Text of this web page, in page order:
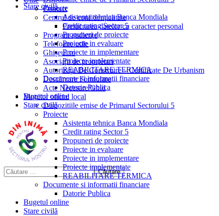
Stare civilă
Proiecte
Asistenta tehnica Banca Mondiala
Credit rating Sector 5
Propuneri de proiecte
Proiecte in evaluare
Proiecte in implementare
Proiecte implementate
REABILITARE TERMICA
Documente si informatii financiare
Datorie Publica
Bugetul online
Stare civilă
Contact
Centrul de confidențialitate
Prelucrarea datelor cu caracter personal
Program audiențe
Telefoane utile
Ghișeul.ro
Asociații de proprietari
Autorizații De Construire – Certificate De Urbanism
Descărcare Formulare
Acte Necesare/Ghid
Monitor oficial local
Dispozitiile emise de Primarul Sectorului 5
Proiecte
Asistenta tehnica Banca Mondiala
Credit rating Sector 5
Propuneri de proiecte
Proiecte in evaluare
Proiecte in implementare
Proiecte implementate
REABILITARE TERMICA
Documente si informatii financiare
Datorie Publica
Bugetul online
Stare civilă